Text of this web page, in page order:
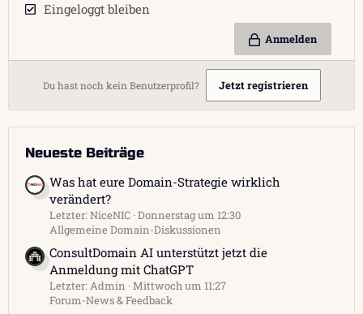
Eingeloggt bleiben
Anmelden
Du hast noch kein Benutzerprofil? Jetzt registrieren
Neueste Beiträge
Was hat eure Domain-Strategie wirklich
verändert?
Letzter: NiceNIC Donnerstag um 12:30
Allgemeine Domain-Diskussionen
ConsultDomain AI unterstützt jetzt die
Anmeldung mit ChatGPT
Letzter: Admin Mittwoch um 11:27
Forum-News & Feedback